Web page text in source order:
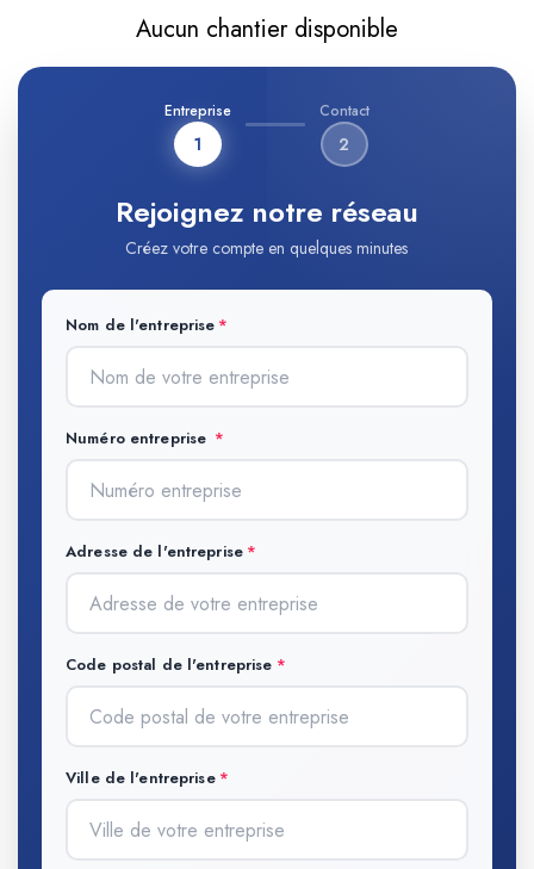
Aucun chantier disponible
Entreprise
1
Contact
2
Rejoignez notre réseau
Créez votre compte en quelques minutes
Nom de l'entreprise
Numéro entreprise
Adresse de l'entreprise
Code postal de l'entreprise
Ville de l'entreprise